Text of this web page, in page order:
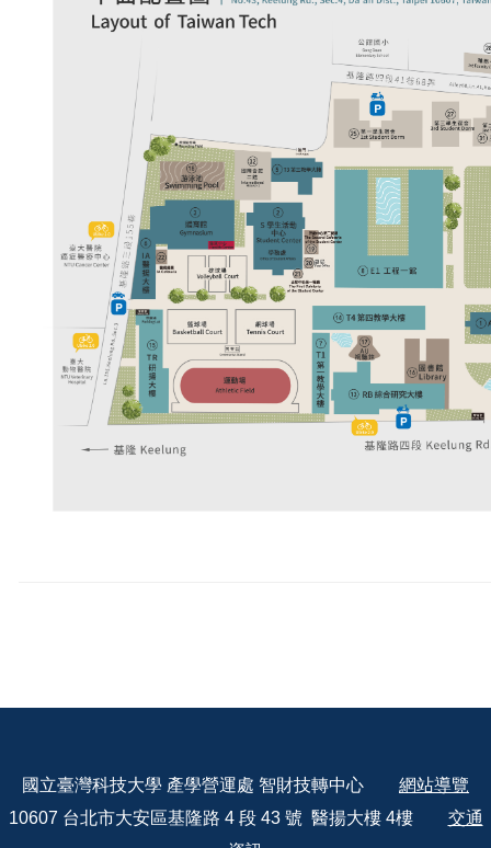
國立臺灣科技大學 產學營運處 智財技轉中心 網站導覽
10607 台北市大安區基隆路 4 段 43 號 醫揚大樓 4樓 交通